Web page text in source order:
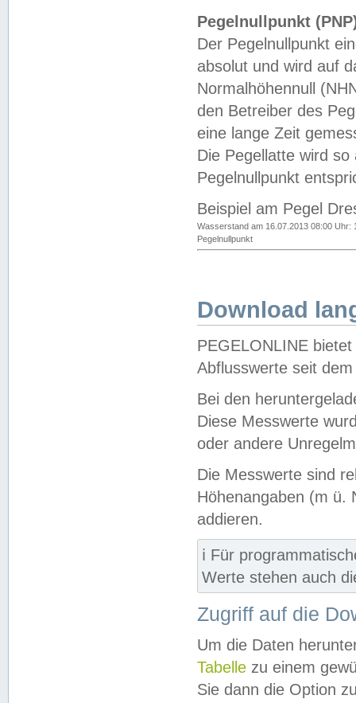
Pegelnullpunkt
Der Pegelnullpunkt
absolut und wird auf
Normalhöhennull
den Betreiber des
eine lange Zeit
Die Pegellatte wird
Pegelnullpunkt
Beispiel am Pegel
Wasserstand am 16.07.2013 08:00 Uhr:
Pegelnullpunkt
Download
PEGELONLINE
Abflusswerte seit
Bei den
Diese Messwerte
oder andere
Die Messwerte sind
Höhenangaben (m ü.
addieren.
ℹ️ Für
Werte stehen auch
Zugriff auf die
Um die Daten
Tabelle zu einem
Sie dann die Option